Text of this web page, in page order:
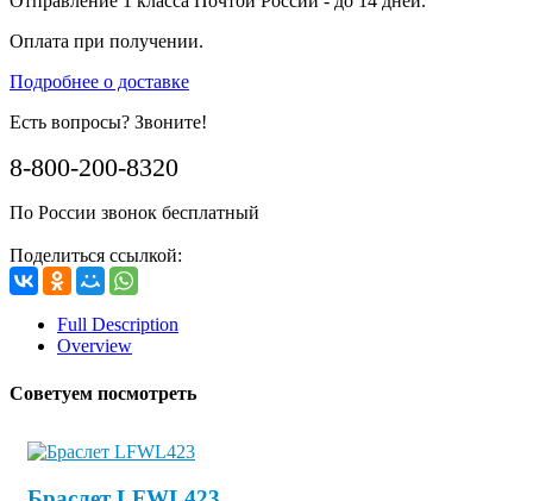
Оплата при получении.
Подробнее о доставке
Есть вопросы? Звоните!
8-800-200-8320
По России звонок бесплатный
Поделиться ссылкой:
Full Description
Overview
Советуем посмотреть